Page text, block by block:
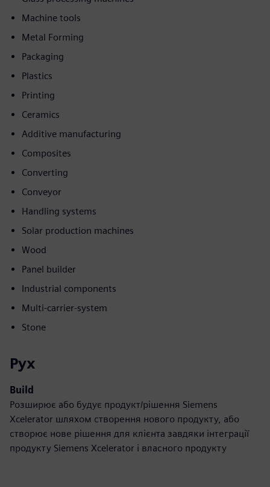
Machine tools
Metal Forming
Packaging
Plastics
Printing
Ceramics
Additive manufacturing
Composites
Converting
Conveyor
Handling systems
Solar production machines
Wood
Panel builder
Industrial components
Multi-carrier-system
Stone
Рух
Build
Розширює або будує продукт/рішення Siemens
Xcelerator шляхом створення нового продукту, або
створює нове рішення для клієнта завдяки інтеграції
продукту Siemens Xcelerator і власного продукту